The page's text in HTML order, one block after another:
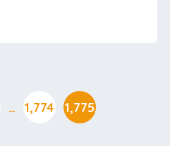
女「赤ちゃん抱っこしてみま
すか～？w」ワイ（やめろおおお
おおおおおおおおおおお）
… 1,774 1,775